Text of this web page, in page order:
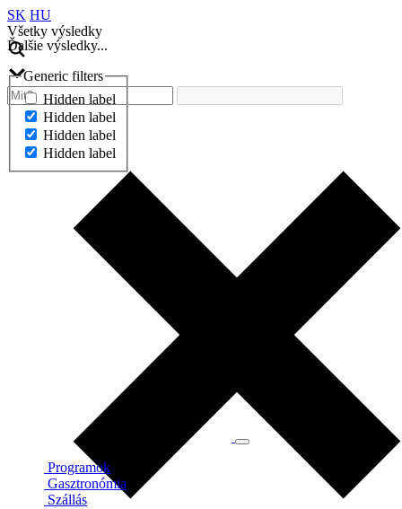
SK HU
Všetky výsledky
Ďalšie výsledky...
Generic filters
Hidden label
Hidden label
Hidden label
Hidden label
Ďalšie výsledky...
Programok
Gasztronómia
Szállás